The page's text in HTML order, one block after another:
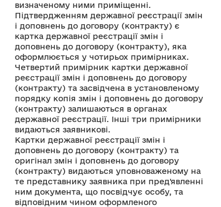
визначеному ними приміщенні.
Підтвердженням державної реєстрації змін
і доповнень до договору (контракту) є
картка державної реєстрації змін і
доповнень до договору (контракту), яка
оформлюється у чотирьох примірниках.
Четвертий примірник картки державної
реєстрації змін і доповнень до договору
(контракту) та засвідчена в установленому
порядку копія змін і доповнень до договору
(контракту) залишаються в органах
державної реєстрації. Інші три примірники
видаються заявникові.
Картки державної реєстрації змін і
доповнень до договору (контракту) та
оригінал змін і доповнень до договору
(контракту) видаються уповноваженому на
те представнику заявника при пред'явленні
ним документа, що посвідчує особу, та
відповідним чином оформленого